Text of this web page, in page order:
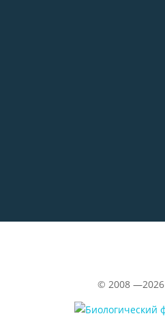
© 2008 —2026